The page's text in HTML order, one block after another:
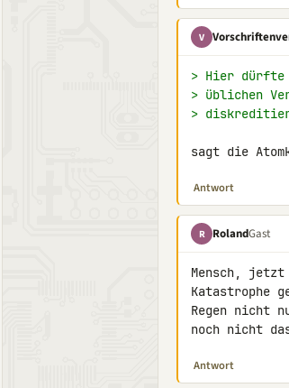
V
> Hier dürfte
> üblichen
>
sagt die
Antwort
R RolandGast
Mensch, jetzt
Katastrophe
Regen nicht
noch nicht
Antwort